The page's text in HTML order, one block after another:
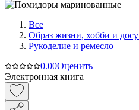
Все
Образ жизни, хобби и
Рукоделие и ремесло
0.00Оценить
Электронная книга